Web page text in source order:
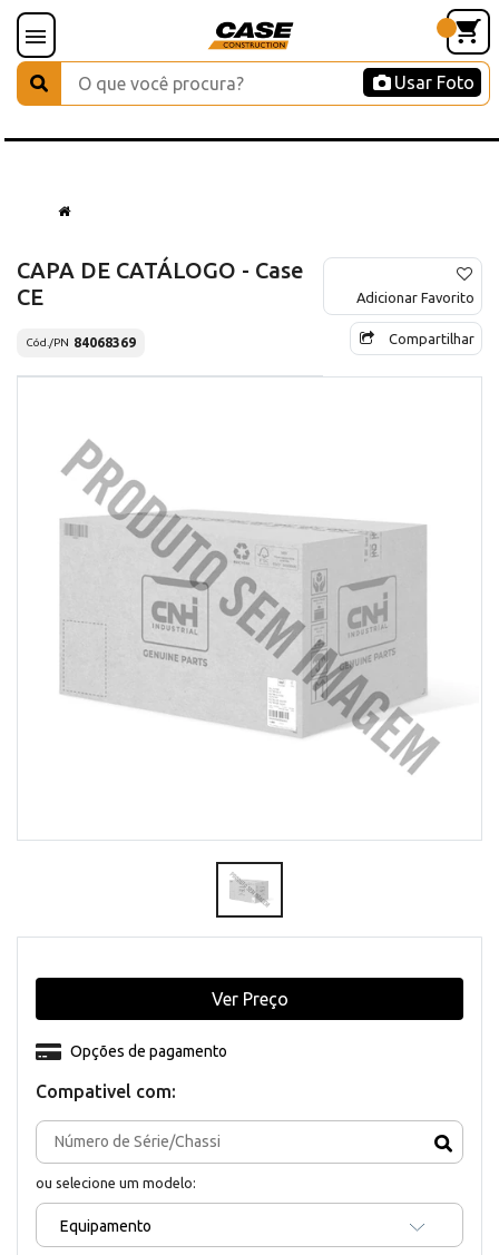
Usar Foto
CAPA DE CATÁLOGO - Case
CE
Cód./PN 84068369
Adicionar Favorito
Compartilhar
Compativel com:
ou selecione um modelo:
Equipamento
Opções de pagamento
Ver Preço